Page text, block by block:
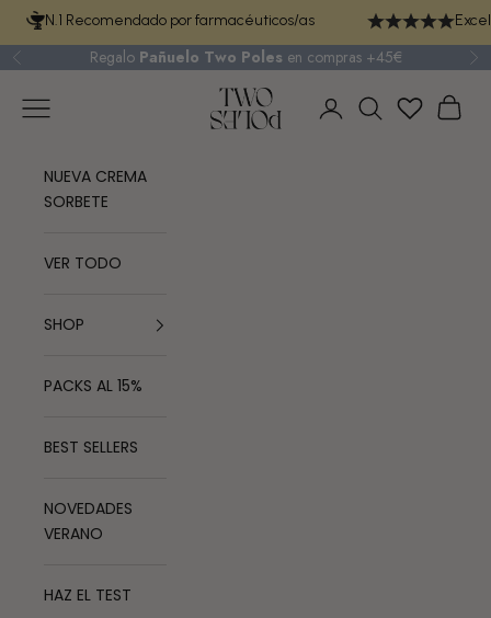
Ir al contenidoN.1 Recomendado por farmacéuticos/as
Anterior Regalo Pañuelo Two Poles en compras +45€
TWO POLES COSMETICS
Menú
Iniciar sesión
Buscar
NUEVA CREMA
SORBETE
VER TODO
SHOP
PACKS AL 15%
BEST SELLERS
NOVEDADES
VERANO
HAZ EL TEST